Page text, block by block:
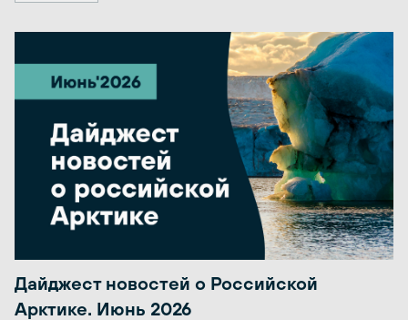
Дайджест новостей о Российской
Арктике. Июнь 2026